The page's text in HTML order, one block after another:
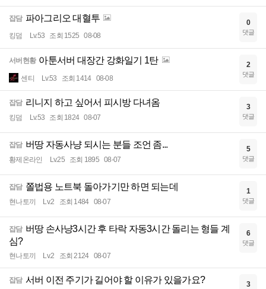
잡담 파아그리오 대혈투
킹덤 Lv.53 조회 1525 08-08
0
댓글
서버현황 아툰서버 대장간 강화일기 1탄
센티 Lv.53 조회 1414 08-08
2
댓글
잡담 리니지 하고 싶어서 피시방 다녀옴
킹덤 Lv.53 조회 1824 08-07
3
댓글
잡담 버땅 자동사냥 되시는 분들 조언 좀...
황제온라인 Lv.25 조회 1895 08-07
5
댓글
잡담 쫄법용 노트북 돌아가기만 하면 되는데
현나토끼 Lv.2 조회 1484 08-07
1
댓글
잡담 버땅 손사냥3시간 후 타락 자동3시간 돌리는 형들 계
심?
현나토끼 Lv.2 조회 2124 08-07
6
댓글
잡담 서버 이전 주기가 길어야 할 이유가 있을가요? 3